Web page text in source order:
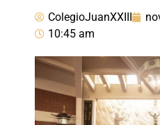
ColegioJuanXXIII
10:45 am